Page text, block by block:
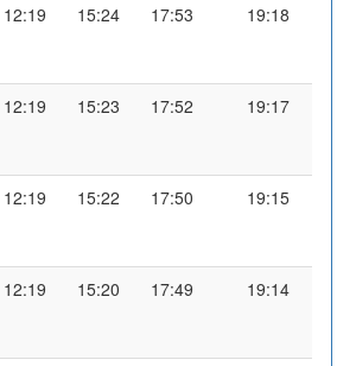
12:19 15:24 17:53 19:18
12:19 15:23 17:52 19:17
12:19 15:22 17:50 19:15
12:19 15:20 17:49 19:14